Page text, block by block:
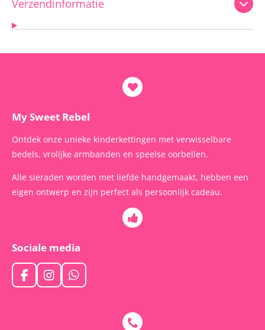
Verzendinformatie
My Sweet Rebel
Ontdek onze unieke kinderkettingen met verwisselbare
bedels, vrolijke armbanden en speelse oorbellen.
Alle sieraden worden met liefde handgemaakt, hebben een
eigen ontwerp en zijn perfect als persoonlijk cadeau.
Sociale media
F
a
I
n
W
h